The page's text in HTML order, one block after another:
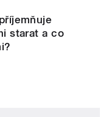
starat a co